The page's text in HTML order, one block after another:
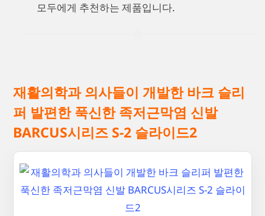
모두에게 추천하는 제품입니다.
재활의학과 의사들이 개발한 바크 슬리
퍼 발편한 푹신한 족저근막염 신발
BARCUS시리즈 S-2 슬라이드2